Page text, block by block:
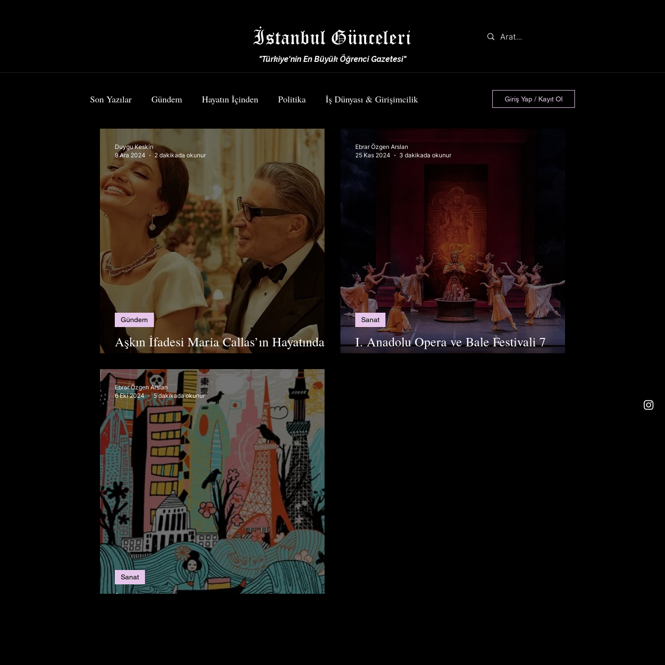
İstanbul Günceleri
"Türkiye'nin En Büyük Öğrenci Gazetesi"
Son Yazılar Gündem Hayatın İçinden Politika İş Dünyası & Girişimcilik
Bilim & Teknoloji Yemek & Seyahat
Giriş Yap / Kayıt Ol
Aşkın İfadesi Maria Callas’ın Hayatında
Bir Gün
Gündem
Duygu Keskin
9 Ara 2024
2 dakikada okunur
I. Anadolu Opera ve Bale Festivali 7
Aralık’ta Sanatseverlerle Buluşuyor
Sanat
Ebrar Özgen Arslan
25 Kas 2024
3 dakikada okunur
İstanbul Kültür Yolu Festivali
Sanat
Ebrar Özgen Arslan
6 Eki 2024
5 dakikada okunur